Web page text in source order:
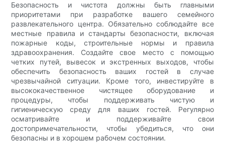
Безопасность и чистота должны быть главными
приоритетами при разработке вашего семейного
развлекательного центра. Обязательно соблюдайте все
местные правила и стандарты безопасности, включая
пожарные коды, строительные нормы и правила
здравоохранения. Создайте свое место с помощью
четких путей, вывесок и экстренных выходов, чтобы
обеспечить безопасность ваших гостей в случае
чрезвычайной ситуации. Кроме того, инвестируйте в
высококачественное чистящее оборудование и
процедуры, чтобы поддерживать чистую и
гигиеническую среду для ваших гостей. Регулярно
осматривайте и поддерживайте свои
достопримечательности, чтобы убедиться, что они
безопасны и в хорошем рабочем состоянии.